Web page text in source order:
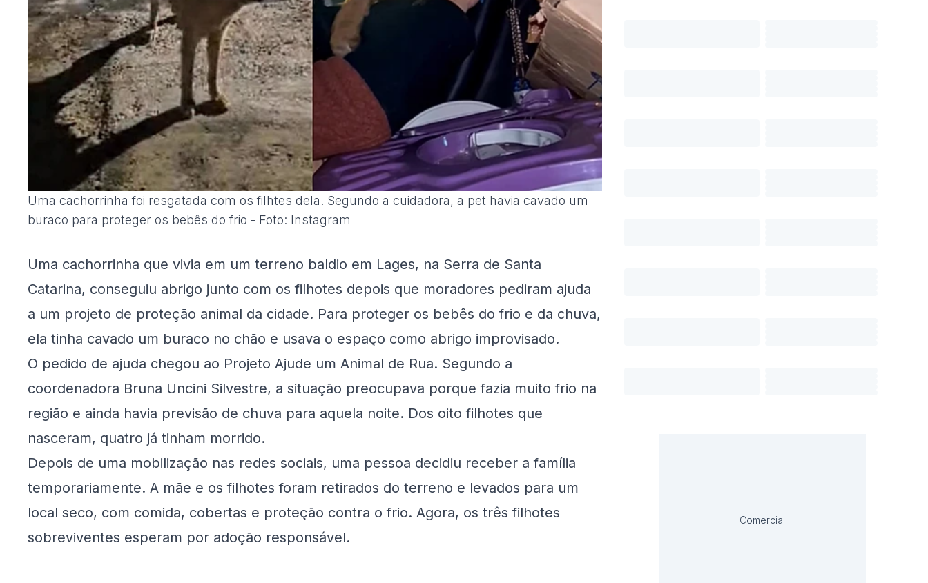
Uma cachorrinha foi resgatada com os filhtes dela. Segundo a cuidadora, a pet havia cavado um
buraco para proteger os bebês do frio - Foto: Instagram
Uma cachorrinha que vivia em um terreno baldio em Lages, na Serra de Santa
Catarina, conseguiu abrigo junto com os filhotes depois que moradores pediram ajuda
a um projeto de proteção animal da cidade. Para proteger os bebês do frio e da chuva,
ela tinha cavado um buraco no chão e usava o espaço como abrigo improvisado.
O pedido de ajuda chegou ao Projeto Ajude um Animal de Rua. Segundo a
coordenadora Bruna Uncini Silvestre, a situação preocupava porque fazia muito frio na
região e ainda havia previsão de chuva para aquela noite. Dos oito filhotes que
nasceram, quatro já tinham morrido.
Depois de uma mobilização nas redes sociais, uma pessoa decidiu receber a família
temporariamente. A mãe e os filhotes foram retirados do terreno e levados para um
local seco, com comida, cobertas e proteção contra o frio. Agora, os três filhotes
sobreviventes esperam por adoção responsável.
Comercial